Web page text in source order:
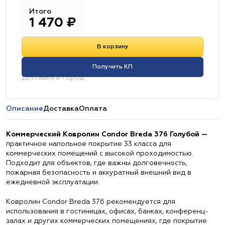
Итого
1 470 ₽
В корзину
Получить КП
Доставка в город:
ОписаниеДоставкаОплата
Коммерческий Ковролин Condor Breda 376 Голубой —
практичное напольное покрытие 33 класса для
коммерческих помещений с высокой проходимостью.
Подходит для объектов, где важны долговечность,
пожарная безопасность и аккуратный внешний вид в
ежедневной эксплуатации.
Ковролин Condor Breda 376 рекомендуется для
использования в гостиницах, офисах, банках, конференц-
залах и других коммерческих помещениях, где покрытие